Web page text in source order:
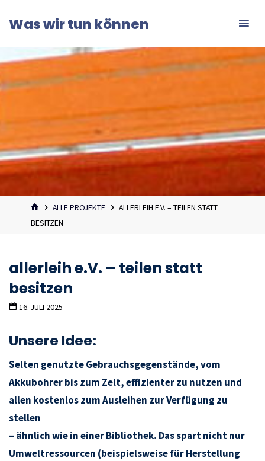
Inhalt
Was wir tun können
STARTALLE PROJEKTE
ALLERLEIH E.V. – TEILEN STATT
BESITZEN
allerleih e.V. – teilen statt
besitzen
16. JULI 2025
Unsere Idee:
Selten genutzte Gebrauchsgegenstände, vom
Akkubohrer bis zum Zelt, effizienter zu nutzen und
allen kostenlos zum Ausleihen zur Verfügung zu
stellen
– ähnlich wie in einer Bibliothek. Das spart nicht nur
Umweltressourcen (beispielsweise für Herstellung